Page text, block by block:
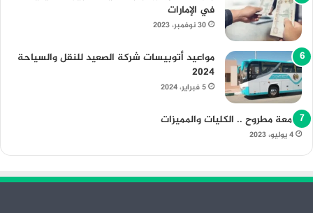
في الإمارات
30 نوفمبر، 2023
مواعيد أتوبيسات شركة الصعيد للنقل والسياحة
2024
5 فبراير، 2024
جامعة مطروح .. الكليات والمميزات
4 يوليو، 2023